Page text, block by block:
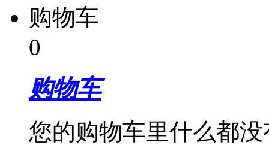
购物车
0
购物车
您的购物车里什么都没